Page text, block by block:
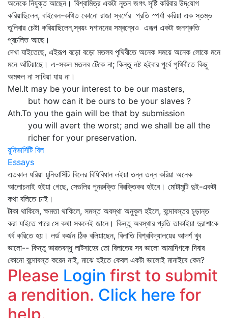
অনেকে নিযুক্ত আছেন। বিশ্বামিত্র একটা নূতন জগৎ সৃষ্টি করিবার উদ্‌যোগ
করিয়াছিলেন, বাইবেল-কথিত কোনো রাজা স্বর্গের প্রতি স্পর্ধা করিয়া এক স্তম্ভ
তুলিবার চেষ্টা করিয়াছিলেন,স্বয়ং দশাননের সম্বন্ধেও এরূপ একটা জনশ্রুতি
প্রচলিত আছে।
দেখা যাইতেছে, এইরূপ বড়ো বড়ো মতলব পৃথিবীতে অনেক সময়ে অনেক লোকে মনে
মনে আঁটিয়াছে। এ-সকল মতলব টেঁকে না; কিন্তু নষ্ট হইবার পূর্বে পৃথিবীতে কিছু
অমঙ্গল না সাধিয়া যায় না।
Mel.It may be your interest to be our masters,
but how can it be ours to be your slaves ?
Ath.To you the gain will be that by submission
you will avert the worst; and we shall be all the
richer for your preservation.
য়ুনিভার্সিটি বিল
Essays
এতকাল ধরিয়া য়ুনিভার্সিটি বিলের বিধিবিধান লইয়া তন্ন তন্ন করিয়া অনেক
আলোচনাই হইয়া গেছে, সেগুলির পুনরুক্তি বিরক্তিকর হইবে। মোটামুটি দুই-একটা
কথা বলিতে চাই।
টাকা থাকিলে, ক্ষমতা থাকিলে, সমস্ত অবস্থা অনুকূল হইলে, বন্দোবস্তর চূড়ান্ত
করা যাইতে পারে সে কথা সকলেই জানে। কিন্তু অবস্থার প্রতি তাকাইয়া দুরাশাকে
খর্ব করিতে হয়। লর্ড কর্জন ঠিক বলিয়াছেন, বিলাতি বিশ্ববিদ্যালয়ের আদর্শ খুব
ভালো-- কিন্তু ভারতবন্ধু লাটসাহেব তো বিলাতের সব ভালো আমাদিগকে দিবার
কোনো বন্দোবস্ত করেন নাই, মাঝে হইতে কেবল একটা ভালোই মানাইবে কেন?
Please Login first to submit
a rendition. Click here for